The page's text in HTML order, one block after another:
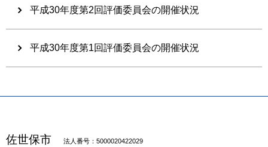
平成30年度第2回評価委員会の開催状況
平成30年度第1回評価委員会の開催状況
佐世保市 法人番号：5000020422029